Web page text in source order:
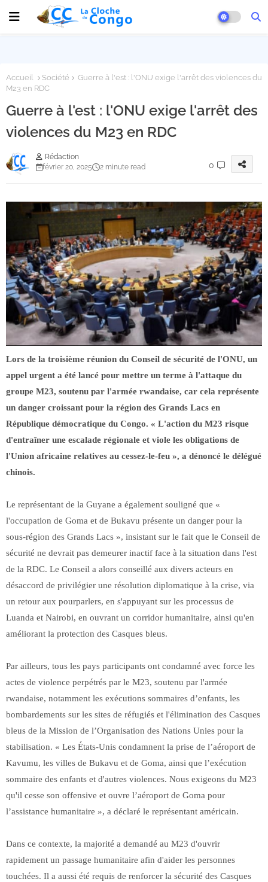
Accueil Société
Guerre à l'est : l'ONU exige l'arrêt des violences du
M23 en RDC
Guerre à l'est : l'ONU exige l'arrêt des
violences du M23 en RDC
Rédaction
février 20, 2025
2 minute read 0
Lors de la troisième réunion du Conseil de sécurité de l'ONU, un
appel urgent a été lancé pour mettre un terme à l'attaque du
groupe M23, soutenu par l'armée rwandaise, car cela représente
un danger croissant pour la région des Grands Lacs en
République démocratique du Congo. « L'action du M23 risque
d'entraîner une escalade régionale et viole les obligations de
l'Union africaine relatives au cessez-le-feu », a dénoncé le délégué
chinois.
Le représentant de la Guyane a également souligné que «
l'occupation de Goma et de Bukavu présente un danger pour la
sous-région des Grands Lacs », insistant sur le fait que le Conseil de
sécurité ne devrait pas demeurer inactif face à la situation dans l'est
de la RDC. Le Conseil a alors conseillé aux divers acteurs en
désaccord de privilégier une résolution diplomatique à la crise, via
un retour aux pourparlers, en s'appuyant sur les processus de
Luanda et Nairobi, en ouvrant un corridor humanitaire, ainsi qu'en
améliorant la protection des Casques bleus.
Par ailleurs, tous les pays participants ont condamné avec force les
actes de violence perpétrés par le M23, soutenu par l'armée
rwandaise, notamment les exécutions sommaires d’enfants, les
bombardements sur les sites de réfugiés et l'élimination des Casques
bleus de la Mission de l’Organisation des Nations Unies pour la
stabilisation. « Les États-Unis condamnent la prise de l’aéroport de
Kavumu, les villes de Bukavu et de Goma, ainsi que l’exécution
sommaire des enfants et d'autres violences. Nous exigeons du M23
qu'il cesse son offensive et ouvre l’aéroport de Goma pour
l’assistance humanitaire », a déclaré le représentant américain.
Dans ce contexte, la majorité a demandé au M23 d'ouvrir
rapidement un passage humanitaire afin d'aider les personnes
touchées. Il a aussi été requis de renforcer la sécurité des Casques